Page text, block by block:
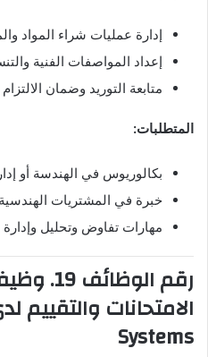
إدارة عمليات شراء المواد
إعداد المواصفات الفنية
متابعة التوريد وضمان
المتطلبات:
بكالوريوس في الهندسة أو
خبرة في المشتريات
مهارات تفاوض وتحليل
رقم
Systems